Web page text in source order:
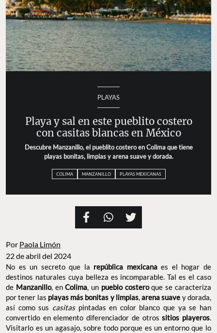
PLAYAS
Playa y sal en este pueblito costero
con casitas blancas en México
Descubre Manzanillo, el pueblito costero en Colima que tiene
playas bonitas, limpias y arena suave y dorada.
COLIMA MANZANILLO PLAYAS MEXICANAS
Por Paola Limón
22 de abril del 2024
No es un secreto que la república mexicanaes el hogar de
destinos naturales cuya belleza es incomparable. Tal es el caso
de Manzanillo, enColima, un pueblo costeroque se caracteriza
por tener las playas más bonitas y limpias,arena suave y dorada,
así como sus casitaspintadas en color blanco que ya se han
convertido en elemento diferenciador de otrossitios playeros.
Visitarlo es un agasajo, sobre todo porque es un entorno que lo